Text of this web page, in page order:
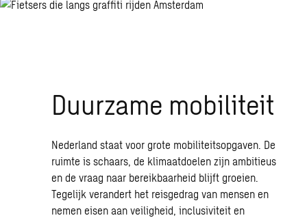
Duurzame mobiliteit
Nederland staat voor grote mobiliteitsopgaven. De
ruimte is schaars, de klimaatdoelen zijn ambitieus
en de vraag naar bereikbaarheid blijft groeien.
Tegelijk verandert het reisgedrag van mensen en
nemen eisen aan veiligheid, inclusiviteit en